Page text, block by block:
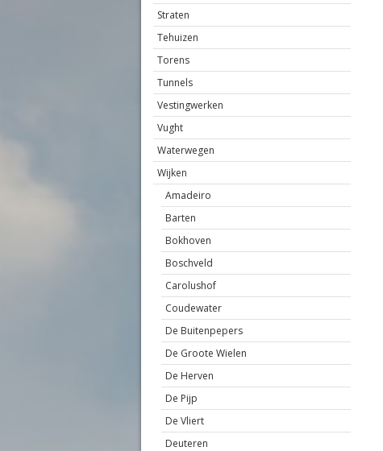
Straten
Tehuizen
Torens
Tunnels
Vestingwerken
Vught
Waterwegen
Wijken
Amadeiro
Barten
Bokhoven
Boschveld
Carolushof
Coudewater
De Buitenpepers
De Groote Wielen
De Herven
De Pijp
De Vliert
Deuteren